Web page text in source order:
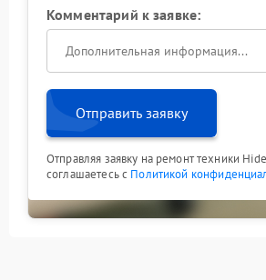
Комментарий к заявке:
Отправить заявку
Отправляя заявку на ремонт техники
соглашаетесь с Политикой